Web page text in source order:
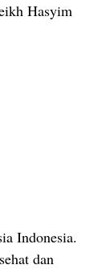
Hasyim
Indonesia.
dan